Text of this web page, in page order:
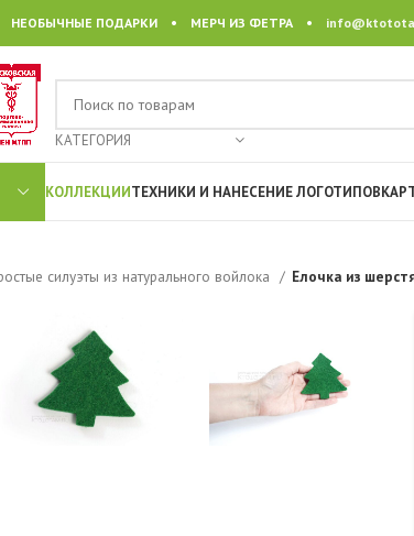
НЕОБЫЧНЫЕ ПОДАРКИ • МЕРЧ ИЗ ФЕТРА •
КАТЕГОРИЯ
КОЛЛЕКЦИИТЕХНИКИ И НАНЕСЕНИЕ ЛОГОТИПОВ
силуэты из натурального войлока Елочка из